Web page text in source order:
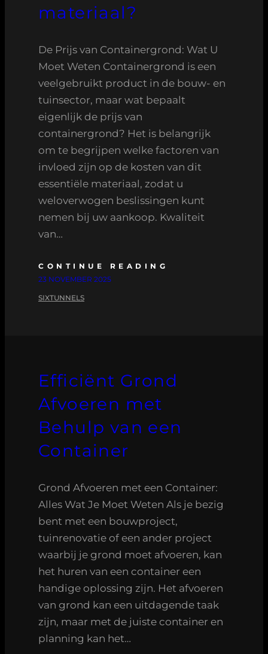
materiaal?
De Prijs van Containergrond: Wat U
Moet Weten Containergrond is een
veelgebruikt product in de bouw- en
tuinsector, maar wat bepaalt
eigenlijk de prijs van
containergrond? Het is belangrijk
om te begrijpen welke factoren van
invloed zijn op de kosten van dit
essentiële materiaal, zodat u
weloverwogen beslissingen kunt
nemen bij uw aankoop. Kwaliteit
van…
CONTINUE READING
23 NOVEMBER 2025
SIXTUNNELS
Efficiënt Grond
Afvoeren met
Behulp van een
Container
Grond Afvoeren met een Container:
Alles Wat Je Moet Weten Als je bezig
bent met een bouwproject,
tuinrenovatie of een ander project
waarbij je grond moet afvoeren, kan
het huren van een container een
handige oplossing zijn. Het afvoeren
van grond kan een uitdagende taak
zijn, maar met de juiste container en
planning kan het…